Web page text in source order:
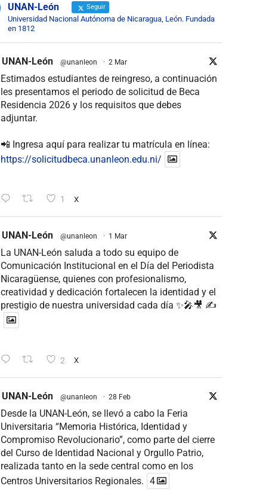
UNAN-León Seguir
Universidad Nacional Autónoma de Nicaragua, León. Fundada
en 1812
UNAN-León @unanleon · 2 Mar
Estimados estudiantes de reingreso, a continuación
les presentamos el periodo de solicitud de Beca
Residencia 2026 y los requisitos que debes
adjuntar.
📲 Ingresa aquí para realizar tu matrícula en línea:
https://solicitudbeca.unanleon.edu.ni/
1 X
UNAN-León @unanleon · 1 Mar
La UNAN-León saluda a todo su equipo de
Comunicación Institucional en el Día del Periodista
Nicaragüense, quienes con profesionalismo,
creatividad y dedicación fortalecen la identidad y el
prestigio de nuestra universidad cada día ✨🎤🎥 ✍
2 X
UNAN-León @unanleon · 28 Feb
Desde la UNAN-León, se llevó a cabo la Feria
Universitaria “Memoria Histórica, Identidad y
Compromiso Revolucionario”, como parte del cierre
del Curso de Identidad Nacional y Orgullo Patrio,
realizada tanto en la sede central como en los
Centros Universitarios Regionales. 4